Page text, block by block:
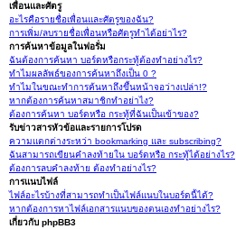
เพื่อนและศัตรู
อะไรคือรายชื่อเพื่อนและศัตรูของฉัน?
การเพิ่ม/ลบรายชื่อเพื่อนหรือศัตรูทำได้อย่าไร?
การค้นหาข้อมูลในฟอรั่ม
ฉันต้องการค้นหา บอร์ดหรือกระทู้ต้องทำอย่างไร?
ทำไมผลลัพธ์ของการค้นหาถึงเป็น 0 ?
ทำไมในขณะทำการค้นหาถึงขึ้นหน้าจอว่างเปล่า!?
หากต้องการค้นหาสมาชิกทำอย่าไง?
ต้องการค้นหา บอร์ดหรือ กระทู้ที่ฉันเป็นเข้าของ?
รับข่าวสารหัวข้อและรายการโปรด
ความแตกต่างระหว่า bookmarking และ subscribing?
ฉันสามารถเขียนคำลงท้ายใน บอร์ดหรือ กระทู้ได้อย่างไร?
ต้องการลบคำลงท้าย ต้องทำอย่างไร?
การแนบไฟล์
ไฟล์อะไรบ้างที่สามารถทำเป็นไฟล์แนบในบอร์ดนี้ได้?
หากต้องการหาไฟล์เอกสารแนบของตนเองทำอย่างไร?
เกี่ยวกับ phpBB3